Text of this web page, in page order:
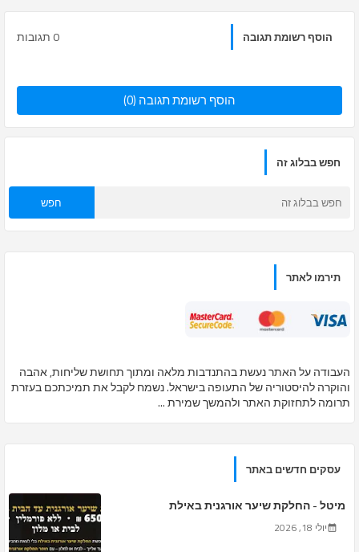
הוסף רשומת תגובה 0 תגובות
הוסף רשומת תגובה (0)
חפש בבלוג זה
תירמו לאתר
העבודה על האתר נעשת בהתנדבות מלאה ומתוך תחושת שליחות, אהבה
והוקרה להיסטוריה של התעופה בישראל. נשמח לקבל את תמיכתכם בעזרת
תרומה לתחזוקת האתר ולהמשך שמירת ...
עסקים חדשים באתר
מיטל - החלקת שיער אורגנית באילת
יולי 18, 2026